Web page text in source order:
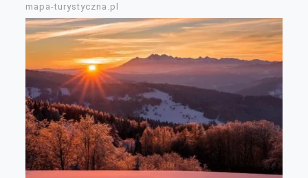
mapa-turystyczna.pl